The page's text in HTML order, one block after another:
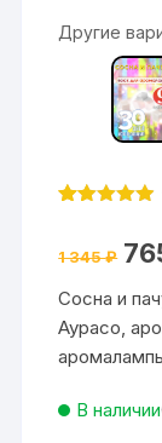
Другие
на основе
пользовате
лей
1 345₽
1
Сосна и
Аурасо,
В наличии